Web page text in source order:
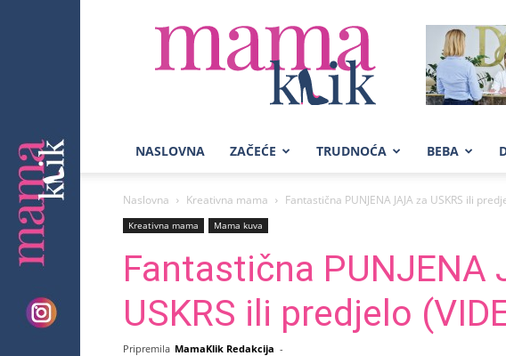
Mama
NASLOVNA ZAČEĆE TRUDNOĆA BEBA
Naslovna Kreativna mama Fantastična PUNJENA JAJA za USKRS ili
Kreativna mama Mama kuva
Fantastična PUNJENA
USKRS ili predjelo
Pripremila MamaKlik Redakcija -